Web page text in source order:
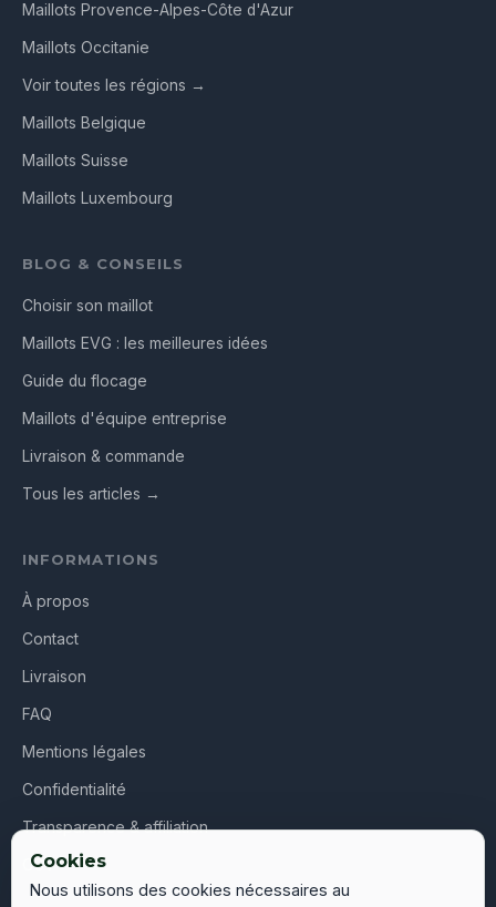
Maillots Provence-Alpes-Côte d'Azur
Maillots Occitanie
Voir toutes les régions →
Maillots Belgique
Maillots Suisse
Maillots Luxembourg
BLOG & CONSEILS
Choisir son maillot
Maillots EVG : les meilleures idées
Guide du flocage
Maillots d'équipe entreprise
Livraison & commande
Tous les articles →
INFORMATIONS
À propos
Contact
Livraison
FAQ
Mentions légales
Confidentialité
Transparence & affiliation
CGV
Cookies
Nous utilisons des cookies nécessaires au